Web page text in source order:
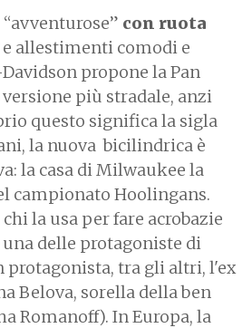
con ruota
e allestimenti comodi e
propone la Pan
più stradale, anzi
questo significa la sigla
la nuova bicilindrica è
la casa di Milwaukee la
campionato Hoolingans.
la usa per fare acrobazie
delle protagoniste di
protagonista, tra gli altri, l'ex
Belova, sorella della ben
Romanoff). In Europa, la